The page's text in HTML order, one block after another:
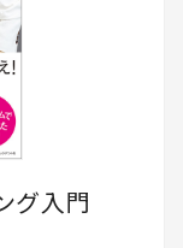
グ入門